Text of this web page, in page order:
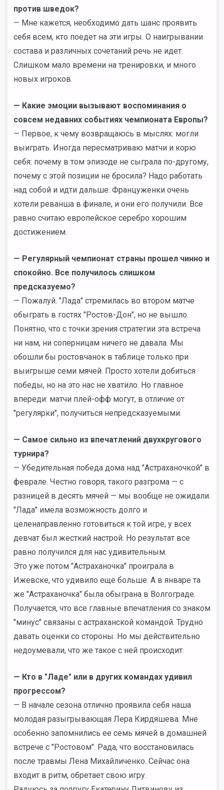
против шведок?
— Мне кажется, необходимо дать шанс проявить
себя всем, кто поедет на эти игры. О наигрывании
состава и различных сочетаний речь не идет.
Слишком мало времени на тренировки, и много
новых игроков.
— Какие эмоции вызывают воспоминания о
совсем недавних событиях чемпионата Европы?
— Первое, к чему возвращаюсь в мыслях: могли
выиграть. Иногда пересматриваю матчи и корю
себя: почему в том эпизоде не сыграла по-другому,
почему с этой позиции не бросила? Надо работать
над собой и идти дальше. Француженки очень
хотели реванша в финале, и они его получили. Все
равно считаю европейское серебро хорошим
достижением.
— Регулярный чемпионат страны прошел чинно и
спокойно. Все получилось слишком
предсказуемо?
— Пожалуй. "Лада" стремилась во втором матче
обыграть в гостях "Ростов-Дон", но не вышло.
Понятно, что с точки зрения стратегии эта встреча
ни нам, ни соперницам ничего не давала. Мы
обошли бы ростовчанок в таблице только при
выигрыше семи мячей. Просто хотели добиться
победы, но на это нас не хватило. Но главное
впереди: матчи плей-офф могут, в отличие от
"регулярки", получиться непредсказуемыми.
— Самое сильно из впечатлений двухкругового
турнира?
— Убедительная победа дома над "Астраханочкой" в
феврале. Честно говоря, такого разгрома — с
разницей в десять мячей — мы вообще не ожидали.
"Лада" имела возможность долго и
целенаправленно готовиться к той игре, у всех
девчат был жесткий настрой. Но результат все
равно получился для нас удивительным.
Это уже потом "Астраханочка" проиграла в
Ижевске, что удивило еще больше. А в январе та
же "Астраханочка" была обыграна в Волгограде.
Получается, что все главные впечатления со знаком
"минус" связаны с астраханской командой. Трудно
давать оценки со стороны. Но мы действительно
недоумевали, что же такое с ней происходит.
— Кто в "Ладе" или в других командах удивил
прогрессом?
— В начале сезона отлично проявила себя наша
молодая разыгрывающая Лера Кирдяшева. Мне
особенно запомнились ее семь мячей в домашней
встрече с "Ростовом". Рада, что восстановилась
после травмы Лена Михайличенко. Сейчас она
входит в ритм, обретает свою игру.